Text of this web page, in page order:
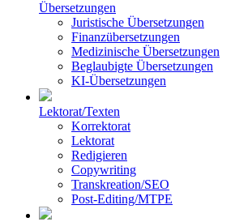
Übersetzungen
Juristische Übersetzungen
Finanzübersetzungen
Medizinische Übersetzungen
Beglaubigte Übersetzungen
KI-Übersetzungen
Lektorat/Texten
Korrektorat
Lektorat
Redigieren
Copywriting
Transkreation/SEO
Post-Editing/MTPE